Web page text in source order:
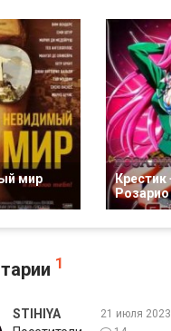
мир
Крестик
1
STIHIYA
21 июля 2023